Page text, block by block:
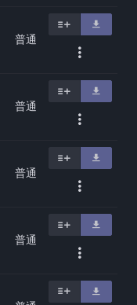
普通
普通
普通
普通